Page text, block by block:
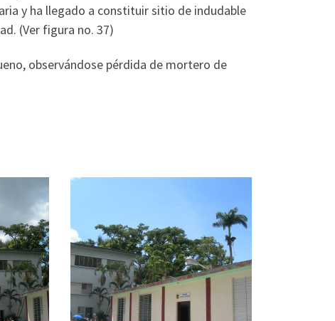
y ha llegado a constituir sitio de indudable
(Ver figura no. 37)
observándose pérdida de mortero de